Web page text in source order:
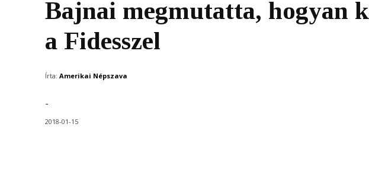
Bajnai megmutatta, hogyan
a Fidesszel
Írta: Amerikai Népszava
-
2018-01-15